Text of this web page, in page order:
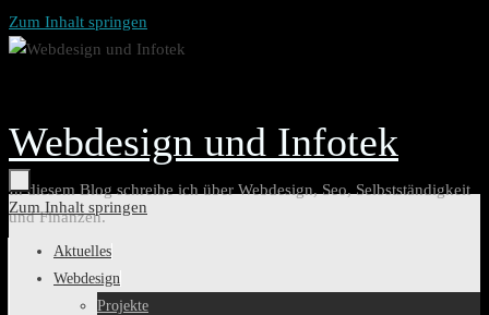
Zum Inhalt springen
Webdesign und Infotek
In diesem Blog schreibe ich über Webdesign, Seo, Selbstständigkeit
und Finanzen.
Zum Inhalt springen
Aktuelles
Webdesign
Projekte